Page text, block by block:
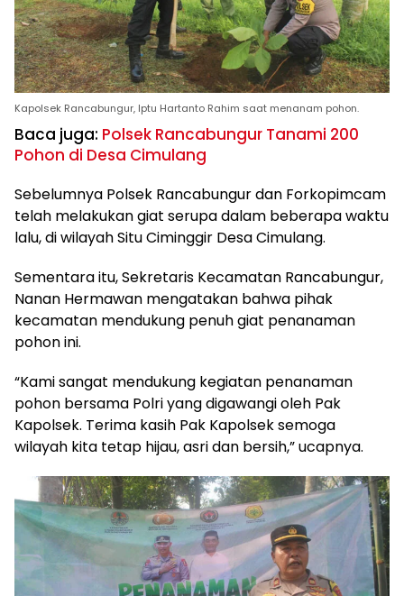
Kapolsek Rancabungur, Iptu Hartanto Rahim saat menanam pohon.
Baca juga: Polsek Rancabungur Tanami 200
Pohon di Desa Cimulang
Sebelumnya Polsek Rancabungur dan Forkopimcam
telah melakukan giat serupa dalam beberapa waktu
lalu, di wilayah Situ Ciminggir Desa Cimulang.
Sementara itu, Sekretaris Kecamatan Rancabungur,
Nanan Hermawan mengatakan bahwa pihak
kecamatan mendukung penuh giat penanaman
pohon ini.
“Kami sangat mendukung kegiatan penanaman
pohon bersama Polri yang digawangi oleh Pak
Kapolsek. Terima kasih Pak Kapolsek semoga
wilayah kita tetap hijau, asri dan bersih,” ucapnya.